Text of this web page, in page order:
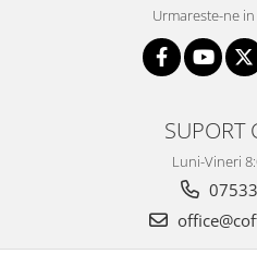
Urmareste-ne
SUPORT
Luni-Vineri